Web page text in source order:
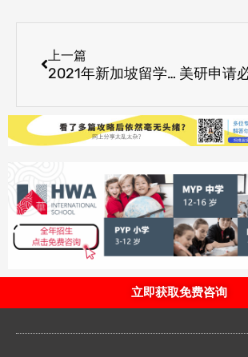
上一篇
2021年新加坡留学生的陪读政策及签证办理
立即获取免费咨询